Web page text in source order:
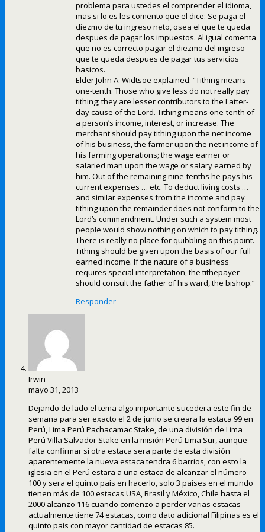
problema para ustedes el comprender el idioma,
mas si lo es les comento que el dice: Se paga el
diezmo de tu ingreso neto, osea el que te queda
despues de pagar los impuestos. Al igual comenta
que no es correcto pagar el diezmo del ingreso
que te queda despues de pagar tus servicios
basicos.
Elder John A. Widtsoe explained: “Tithing means
one-tenth. Those who give less do not really pay
tithing; they are lesser contributors to the Latter-
day cause of the Lord. Tithing means one-tenth of
a person’s income, interest, or increase. The
merchant should pay tithing upon the net income
of his business, the farmer upon the net income of
his farming operations; the wage earner or
salaried man upon the wage or salary earned by
him. Out of the remaining nine-tenths he pays his
current expenses … etc. To deduct living costs …
and similar expenses from the income and pay
tithing upon the remainder does not conform to the
Lord’s commandment. Under such a system most
people would show nothing on which to pay tithing.
There is really no place for quibbling on this point.
Tithing should be given upon the basis of our full
earned income. If the nature of a business
requires special interpretation, the tithepayer
should consult the father of his ward, the bishop.”
Responder
Irwin
mayo 31, 2013
Dejando de lado el tema algo importante sucedera este fin de
semana para ser exacto el 2 de junio se creara la estaca 99 en
Perú, Lima Perú Pachacamac Stake, de una división de Lima
Perú Villa Salvador Stake en la misión Perú Lima Sur, aunque
falta confirmar si otra estaca sera parte de esta división
aparentemente la nueva estaca tendra 6 barrios, con esto la
iglesia en el Perú estara a una estaca de alcanzar el número
100 y sera el quinto país en hacerlo, solo 3 países en el mundo
tienen más de 100 estacas USA, Brasil y México, Chile hasta el
2000 alcanzo 116 cuando comenzo a perder varias estacas
actualmente tiene 74 estacas, como dato adicional Filipinas es el
quinto país con mayor cantidad de estacas 85.